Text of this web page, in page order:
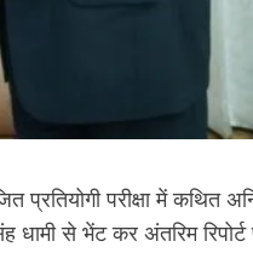
परीक्षा में कथित
धामी से भेंट कर अंतरिम